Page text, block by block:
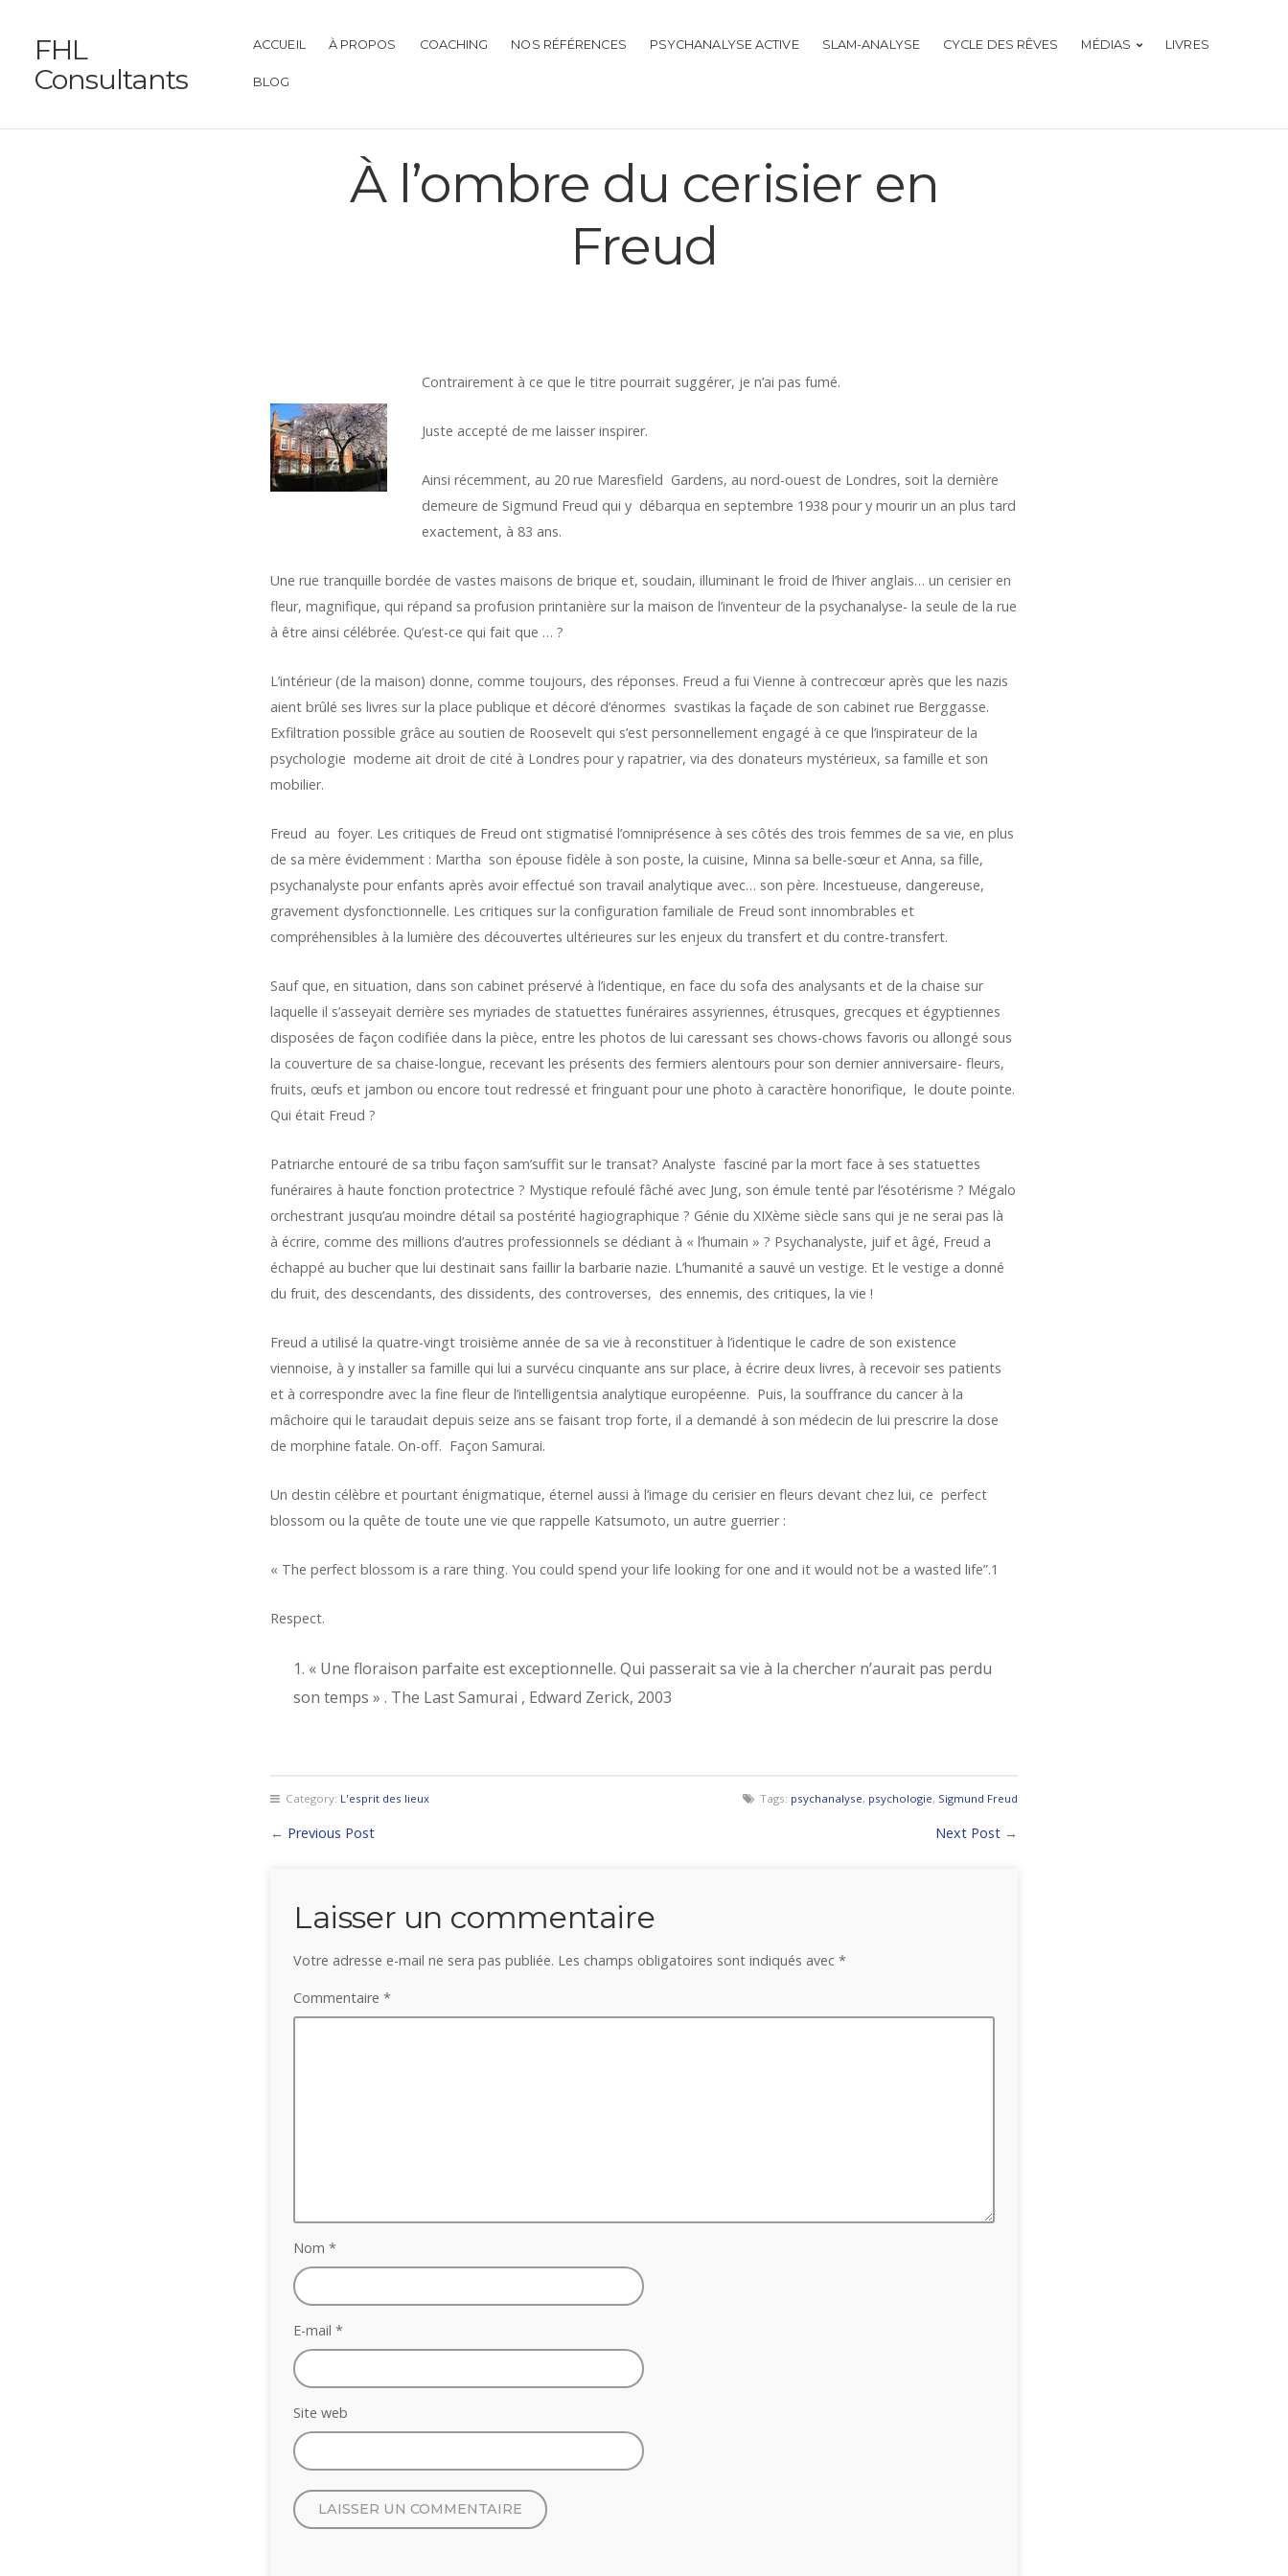
FHL
Consultants
ACCUEIL À PROPOS COACHING NOS RÉFÉRENCES PSYCHANALYSE ACTIVE SLAM-ANALYSE CYCLE DES RÊVES MÉDIAS LIVRES
BLOG
À l’ombre du cerisier en
Freud
Contrairement à ce que le titre pourrait suggérer, je n’ai pas fumé.
Juste accepté de me laisser inspirer.
Ainsi récemment, au 20 rue Maresfield Gardens, au nord-ouest de Londres, soit la dernière
demeure de Sigmund Freud qui y débarqua en septembre 1938 pour y mourir un an plus tard
exactement, à 83 ans.
Une rue tranquille bordée de vastes maisons de brique et, soudain, illuminant le froid de l’hiver anglais… un cerisier en
fleur, magnifique, qui répand sa profusion printanière sur la maison de l’inventeur de la psychanalyse- la seule de la rue
à être ainsi célébrée. Qu’est-ce qui fait que … ?
L’intérieur (de la maison) donne, comme toujours, des réponses. Freud a fui Vienne à contrecœur après que les nazis
aient brûlé ses livres sur la place publique et décoré d’énormes svastikas la façade de son cabinet rue Berggasse.
Exfiltration possible grâce au soutien de Roosevelt qui s’est personnellement engagé à ce que l’inspirateur de la
psychologie moderne ait droit de cité à Londres pour y rapatrier, via des donateurs mystérieux, sa famille et son
mobilier.
Freud au foyer. Les critiques de Freud ont stigmatisé l’omniprésence à ses côtés des trois femmes de sa vie, en plus
de sa mère évidemment : Martha son épouse fidèle à son poste, la cuisine, Minna sa belle-sœur et Anna, sa fille,
psychanalyste pour enfants après avoir effectué son travail analytique avec… son père. Incestueuse, dangereuse,
gravement dysfonctionnelle. Les critiques sur la configuration familiale de Freud sont innombrables et
compréhensibles à la lumière des découvertes ultérieures sur les enjeux du transfert et du contre-transfert.
Sauf que, en situation, dans son cabinet préservé à l’identique, en face du sofa des analysants et de la chaise sur
laquelle il s’asseyait derrière ses myriades de statuettes funéraires assyriennes, étrusques, grecques et égyptiennes
disposées de façon codifiée dans la pièce, entre les photos de lui caressant ses chows-chows favoris ou allongé sous
la couverture de sa chaise-longue, recevant les présents des fermiers alentours pour son dernier anniversaire- fleurs,
fruits, œufs et jambon ou encore tout redressé et fringuant pour une photo à caractère honorifique, le doute pointe.
Qui était Freud ?
Patriarche entouré de sa tribu façon sam’suffit sur le transat? Analyste fasciné par la mort face à ses statuettes
funéraires à haute fonction protectrice ? Mystique refoulé fâché avec Jung, son émule tenté par l’ésotérisme ? Mégalo
orchestrant jusqu’au moindre détail sa postérité hagiographique ? Génie du XIXème siècle sans qui je ne serai pas là
à écrire, comme des millions d’autres professionnels se dédiant à « l’humain » ? Psychanalyste, juif et âgé, Freud a
échappé au bucher que lui destinait sans faillir la barbarie nazie. L’humanité a sauvé un vestige. Et le vestige a donné
du fruit, des descendants, des dissidents, des controverses, des ennemis, des critiques, la vie !
Freud a utilisé la quatre-vingt troisième année de sa vie à reconstituer à l’identique le cadre de son existence
viennoise, à y installer sa famille qui lui a survécu cinquante ans sur place, à écrire deux livres, à recevoir ses patients
et à correspondre avec la fine fleur de l’intelligentsia analytique européenne. Puis, la souffrance du cancer à la
mâchoire qui le taraudait depuis seize ans se faisant trop forte, il a demandé à son médecin de lui prescrire la dose
de morphine fatale. On-off. Façon Samurai.
Un destin célèbre et pourtant énigmatique, éternel aussi à l’image du cerisier en fleurs devant chez lui, ce perfect
blossom ou la quête de toute une vie que rappelle Katsumoto, un autre guerrier :
« The perfect blossom is a rare thing. You could spend your life looking for one and it would not be a wasted life”.1
Respect.
« Une floraison parfaite est exceptionnelle. Qui passerait sa vie à la chercher n’aurait pas perdu
son temps » . The Last Samurai , Edward Zerick, 2003
Category: L'esprit des lieux Tags: psychanalyse, psychologie, Sigmund Freud
← Previous Post Next Post →
Laisser un commentaire
Votre adresse e-mail ne sera pas publiée. Les champs obligatoires sont indiqués avec *
Commentaire *
Nom *
E-mail *
Site web